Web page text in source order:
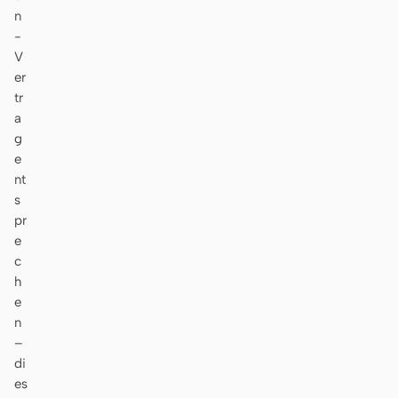
n
-
V
er
tr
a
g
e
nt
s
pr
e
c
h
e
n
–
di
es